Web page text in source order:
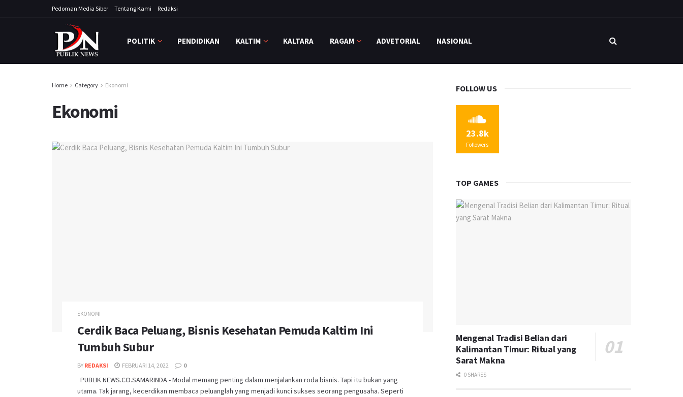
Pedoman Media Siber Tentang Kami Redaksi
POLITIK PENDIDIKAN KALTIM KALTARA RAGAM ADVETORIAL NASIONAL
Home Category Ekonomi
Ekonomi
EKONOMI
Cerdik Baca Peluang, Bisnis Kesehatan Pemuda Kaltim Ini
Tumbuh Subur
BY REDAKSI FEBRUARI 14, 2022 0
PUBLIK NEWS.CO.SAMARINDA - Modal memang penting dalam menjalankan roda bisnis. Tapi itu bukan yang
utama. Tak jarang, kecerdikan membaca peluanglah yang menjadi kunci sukses seorang pengusaha. Seperti
FOLLOW US
23.8k
Followers
TOP GAMES
Mengenal Tradisi Belian dari
Kalimantan Timur: Ritual yang
Sarat Makna
0 SHARES